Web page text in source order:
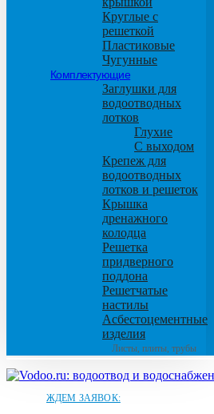
Круглые с
решеткой
Пластиковые
Чугунные
Комплектующие
Заглушки для
водоотводных
лотков
Глухие
С выходом
Крепеж для
водоотводных
лотков и решеток
Крышка
дренажного
колодца
Решетка
придверного
поддона
Решетчатые
настилы
Асбестоцементные
изделия
Листы, плиты, трубы
ЖДЕМ ЗАЯВОК: